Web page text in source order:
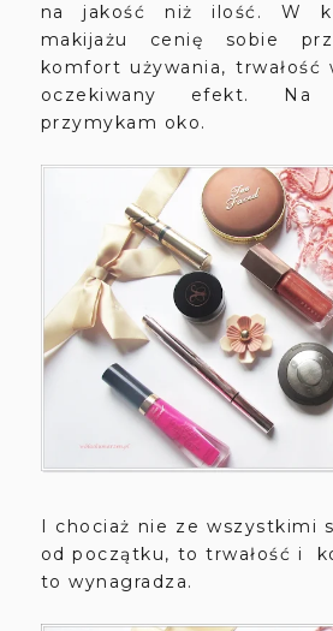
na jakość niż ilość. W
makijażu cenię sobie
komfort używania, trwałość
oczekiwany efekt. Na
przymykam oko.
I chociaż nie ze wszystkimi
od początku, to trwałość i
to wynagradza.